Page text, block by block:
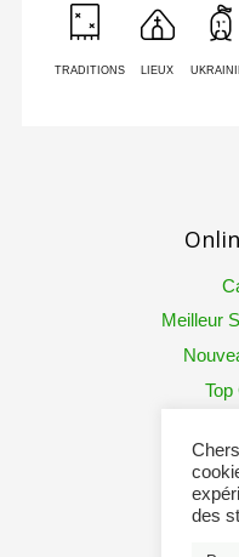
TRADITIONS LIEUX
Meilleur
Top
©
des